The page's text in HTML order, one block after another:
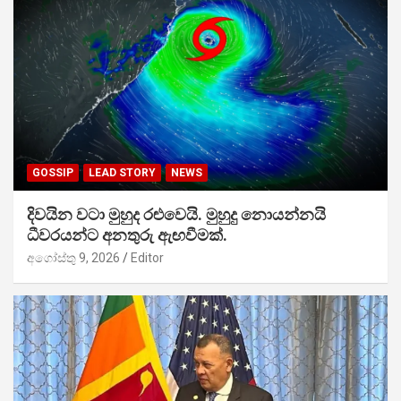
GOSSIP LEAD STORY NEWS
දිවයින වටා මුහුද රළුවෙයි. මුහුදු නොයන්නයි
ධීවරයන්ට අනතුරු ඇඟවීමක්.
අගෝස්තු 9, 2026 Editor